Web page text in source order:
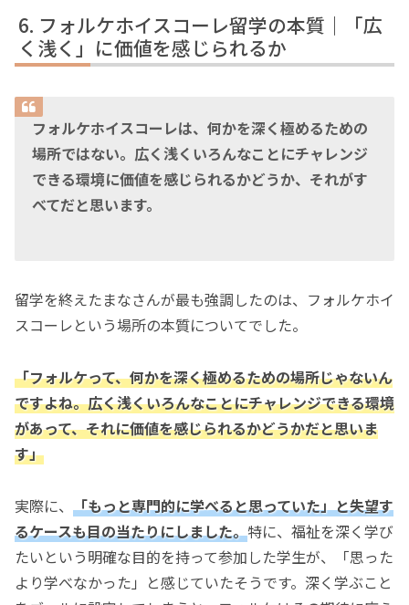
フォルケホイスコーレ留学の本質｜「広
く浅く」に価値を感じられるか
フォルケホイスコーレは、何かを深く極めるための
場所ではない。広く浅くいろんなことにチャレンジ
できる環境に価値を感じられるかどうか、それがす
べてだと思います。
留学を終えたまなさんが最も強調したのは、フォルケホイ
スコーレという場所の本質についてでした。
「フォルケって、何かを深く極めるための場所じゃないん
ですよね。広く浅くいろんなことにチャレンジできる環境
があって、それに価値を感じられるかどうかだと思いま
す」
実際に、 「もっと専門的に学べると思っていた」と失望す
るケースも目の当たりにしました。特に、福祉を深く学び
たいという明確な目的を持って参加した学生が、「思った
より学べなかった」と感じていたそうです。深く学ぶこと